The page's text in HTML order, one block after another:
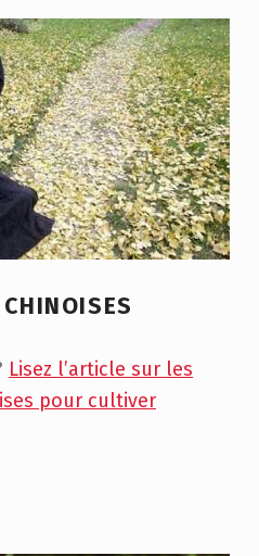
Lisez l’article sur les
pour cultiver